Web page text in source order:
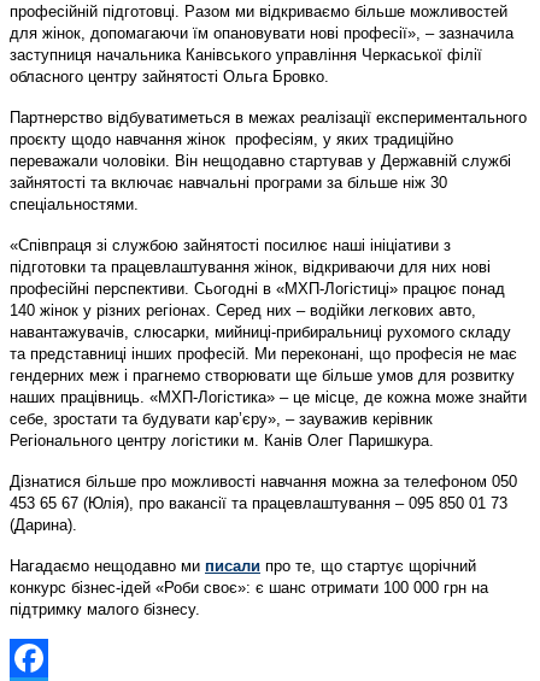
професійній підготовці. Разом ми відкриваємо більше можливостей
для жінок, допомагаючи їм опановувати нові професії», – зазначила
заступниця начальника Канівського управління Черкаської філії
обласного центру зайнятості Ольга Бровко.
Партнерство відбуватиметься в межах реалізації експериментального
проєкту щодо навчання жінок професіям, у яких традиційно
переважали чоловіки. Він нещодавно стартував у Державній службі
зайнятості та включає навчальні програми за більше ніж 30
спеціальностями.
«Співпраця зі службою зайнятості посилює наші ініціативи з
підготовки та працевлаштування жінок, відкриваючи для них нові
професійні перспективи. Сьогодні в «МХП-Логістиці» працює понад
140 жінок у різних регіонах. Серед них – водійки легкових авто,
навантажувачів, слюсарки, мийниці-прибиральниці рухомого складу
та представниці інших професій. Ми переконані, що професія не має
гендерних меж і прагнемо створювати ще більше умов для розвитку
наших працівниць. «МХП-Логістика» – це місце, де кожна може знайти
себе, зростати та будувати кар’єру», – зауважив керівник
Регіонального центру логістики м. Канів Олег Паришкура.
Дізнатися більше про можливості навчання можна за телефоном 050
453 65 67 (Юлія), про вакансії та працевлаштування – 095 850 01 73
(Дарина).
Нагадаємо нещодавно ми писали про те, що стартує щорічний
конкурс бізнес-ідей «Роби своє»: є шанс отримати 100 000 грн на
підтримку малого бізнесу.